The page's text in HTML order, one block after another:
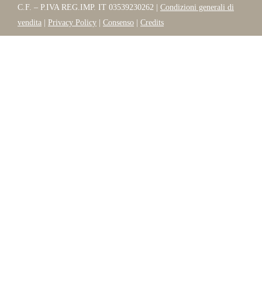
C.F. – P.IVA REG.IMP. IT 03539230262 | Condizioni generali di
vendita | Privacy Policy | Consenso | Credits